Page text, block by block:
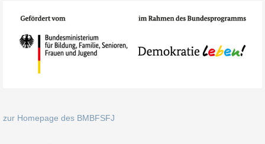
zur Homepage des BMBFSFJ